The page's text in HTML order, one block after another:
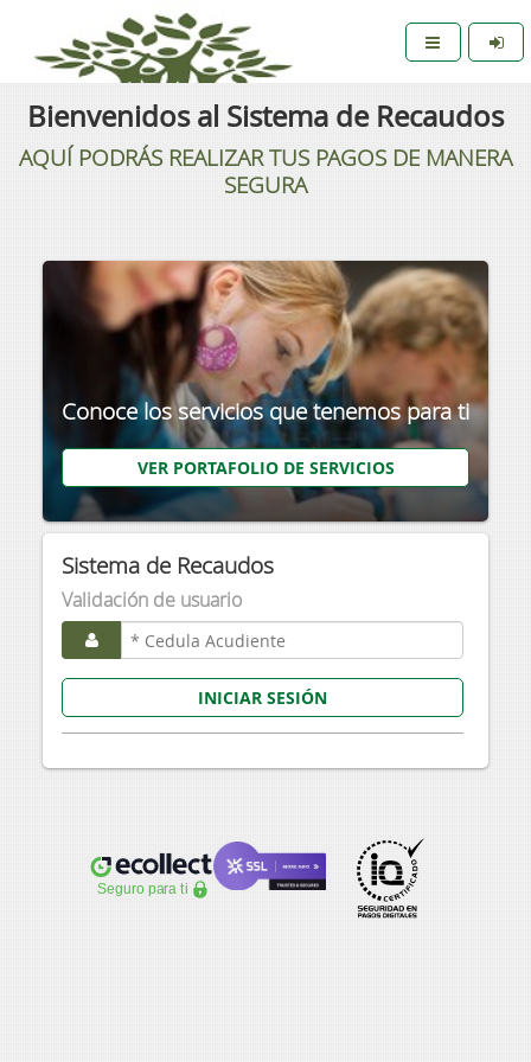
Bienvenidos al Sistema de Recaudos
AQUÍ PODRÁS REALIZAR TUS PAGOS DE MANERA
SEGURA
Conoce los servicios que tenemos para ti
VER PORTAFOLIO DE SERVICIOS
Sistema de Recaudos
Validación de usuario
INICIAR SESIÓN